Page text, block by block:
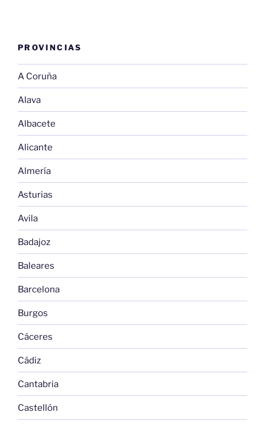
PROVINCIAS
A Coruña
Alava
Albacete
Alicante
Almería
Asturias
Avila
Badajoz
Baleares
Barcelona
Burgos
Cáceres
Cádiz
Cantabria
Castellón